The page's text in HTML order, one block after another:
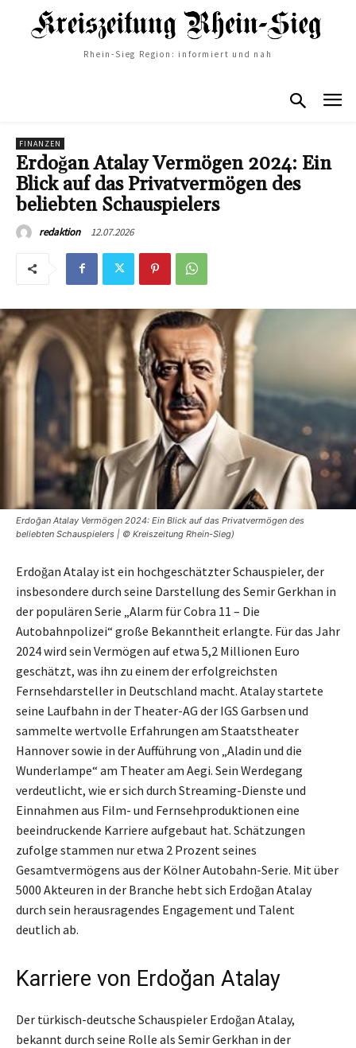
Rhein-Sieg Region: informiert und nah
FINANZEN
Erdoğan Atalay Vermögen 2024: Ein
Blick auf das Privatvermögen des
beliebten Schauspielers
redaktion 12.07.2026
Erdoğan Atalay Vermögen 2024: Ein Blick auf das Privatvermögen des
beliebten Schauspielers | © Kreiszeitung Rhein-Sieg)
Erdoğan Atalay ist ein hochgeschätzter Schauspieler, der
insbesondere durch seine Darstellung des Semir Gerkhan in
der populären Serie „Alarm für Cobra 11 – Die
Autobahnpolizei“ große Bekanntheit erlangte. Für das Jahr
2024 wird sein Vermögen auf etwa 5,2 Millionen Euro
geschätzt, was ihn zu einem der erfolgreichsten
Fernsehdarsteller in Deutschland macht. Atalay startete
seine Laufbahn in der Theater-AG der IGS Garbsen und
sammelte wertvolle Erfahrungen am Staatstheater
Hannover sowie in der Aufführung von „Aladin und die
Wunderlampe“ am Theater am Aegi. Sein Werdegang
verdeutlicht, wie er sich durch Streaming-Dienste und
Einnahmen aus Film- und Fernsehproduktionen eine
beeindruckende Karriere aufgebaut hat. Schätzungen
zufolge stammen nur etwa 2 Prozent seines
Gesamtvermögens aus der Kölner Autobahn-Serie. Mit über
5000 Akteuren in der Branche hebt sich Erdoğan Atalay
durch sein herausragendes Engagement und Talent
deutlich ab.
Karriere von Erdoğan Atalay
Der türkisch-deutsche Schauspieler Erdoğan Atalay,
bekannt durch seine Rolle als Semir Gerkhan in der